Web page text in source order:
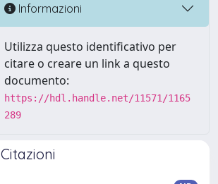
Informazioni
Utilizza questo identificativo per
citare o creare un link a questo
documento:
https://hdl.handle.net/11571/1165
289
Citazioni